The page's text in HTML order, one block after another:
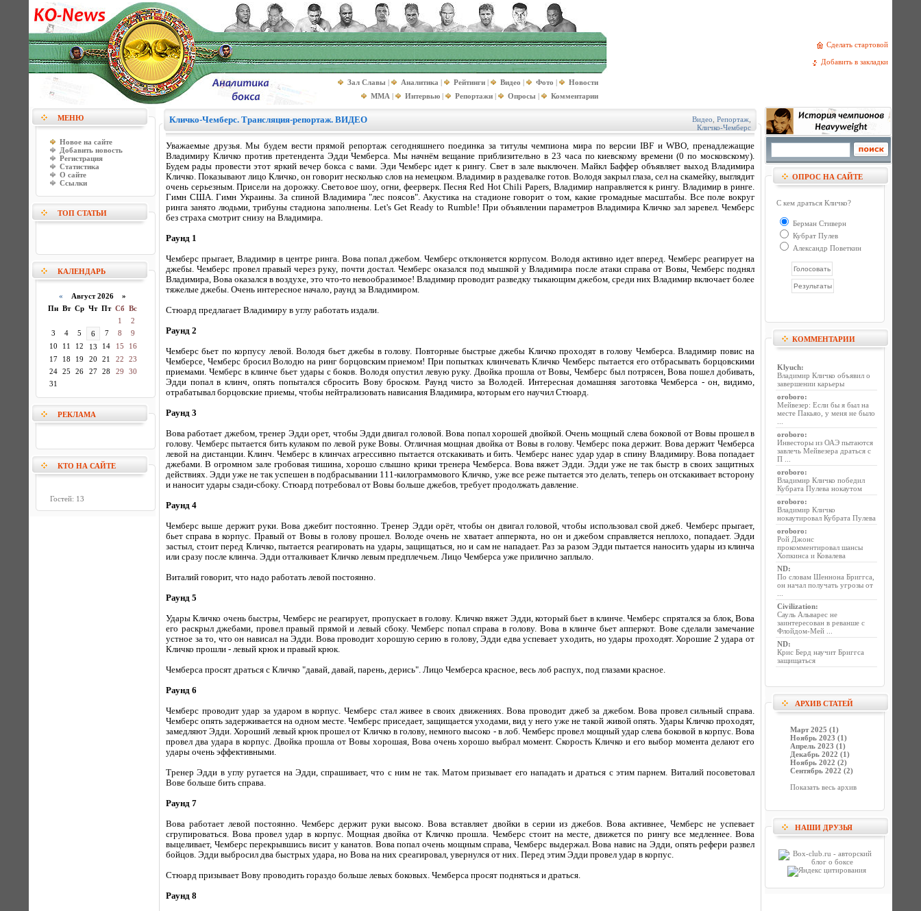
Сделать стартовой
Добавить в закладки
Зал Славы | Аналитика | Рейтинги | Видео | Фото |
Новости
MMA | Интервью | Репортажи | Опросы | Комментарии
МЕНЮ
Новое на сайте
Добавить новость
Регистрация
Статистика
О сайте
Ссылки
ТОП СТАТЬИ
КАЛЕНДАРЬ
« Август 2026 »
Пн Вт Ср Чт Пт Сб Вс
1
2
3
4 5 6 7 8
9
10
11 12 13 14 15
16
17
18 19 20 21 22
23
24
25 26 27 28 29
30
31
РЕКЛАМА
КТО НА САЙТЕ
Гостей: 13
Кличко-Чемберс. Трансляция-репортаж. ВИДЕО Видео Репортаж
Кличко-Чемберс
Уважаемые друзья. Мы будем вести прямой репортаж сегодняшнего поединка за титулы чемпиона мира по версии IBF и WBO, пренадлежащие
Владимиру Кличко против претендента Эдди Чемберса. Мы начнём вещание приблизительно в 23 часа по киевскому времени (0 по московскому).
Будем рады провести этот яркий вечер бокса с вами. Эди Чемберс идет к рингу. Свет в зале выключен. Майкл Баффер объявляет выход Владимира
Кличко. Показывают лицо Кличко, он говорит несколько слов на немецком. Владимир в раздевалке готов. Володя закрыл глаза, сел на скамейку, выглядит
очень серьезным. Присели на дорожку. Световое шоу, огни, феерверк. Песня Red Hot Chili Papers, Владимир направляется к рингу. Владимир в ринге.
Гимн США. Гимн Украины. За спиной Владимира "лес поясов". Акустика на стадионе говорит о том, какие громадные масштабы. Все поле вокруг
ринга занято людьми, трибуны стадиона заполнены. Let's Get Ready to Rumble! При объявлении параметров Владимира Кличко зал заревел. Чемберс
без страха смотрит снизу на Владимира.
Раунд 1
Чемберс прыгает, Владимир в центре ринга. Вова попал джебом. Чемберс отклоняется корпусом. Володя активно идет вперед. Чемберс реагирует на
джебы. Чемберс провел правый через руку, почти достал. Чемберс оказался под мышкой у Владимира после атаки справа от Вовы, Чемберс поднял
Владимира, Вова оказался в воздухе, это что-то невообразимое! Владимир проводит разведку тыкающим джебом, среди них Владимир включает более
тяжелые джебы. Очень интересное начало, раунд за Владимиром.
Стюард предлагает Владимиру в углу работать издали.
Раунд 2
Чемберс бьет по корпусу левой. Володя бьет джебы в голову. Повторные быстрые джебы Кличко проходят в голову Чемберса. Владимир повис на
Чемберсе, Чемберс бросил Володю на ринг борцовским приемом! При попытках клинчевать Кличко Чемберс пытается его отбрасывать борцовскими
приемами. Чемберс в клинче бьет удары с боков. Володя опустил левую руку. Двойка прошла от Вовы, Чемберс был потрясен, Вова пошел добивать,
Эдди попал в клинч, опять попытался сбросить Вову броском. Раунд чисто за Володей. Интересная домашняя заготовка Чемберса - он, видимо,
отрабатывал борцовские приемы, чтобы нейтрализовать нависания Владимира, которым его научил Стюард.
Раунд 3
Вова работает джебом, тренер Эдди орет, чтобы Эдди двигал головой. Вова попал хорошей двойкой. Очень мощный слева боковой от Вовы прошел в
голову. Чемберс пытается бить кулаком по левой руке Вовы. Отличная мощная двойка от Вовы в голову. Чемберс пока держит. Вова держит Чемберса
левой на дистанции. Клинч. Чемберс в клинчах агрессивно пытается отскакивать и бить. Чемберс нанес удар удар в спину Владимиру. Вова попадает
джебами. В огромном зале гробовая тишина, хорошо слышно крики тренера Чемберса. Вова вяжет Эдди. Эдди уже не так быстр в своих защитных
действиях. Эдди уже не так успешен в подбрасывании 111-килограммового Кличко, уже все реже пытается это делать, теперь он отскакивает всторону
и наносит удары сзади-сбоку. Стюард потребовал от Вовы больше джебов, требует продолжать давление.
Раунд 4
Чемберс выше держит руки. Вова джебит постоянно. Тренер Эдди орёт, чтобы он двигал головой, чтобы использовал свой джеб. Чемберс прыгает,
бьет справа в корпус. Правый от Вовы в голову прошел. Володе очень не хватает апперкота, но он и джебом справляется неплохо, попадает. Эдди
застыл, стоит перед Кличко, пытается реагировать на удары, защищаться, но и сам не нападает. Раз за разом Эдди пытается наносить удары из клинча
или сразу после клинча. Эдди отталкивает Кличко левым предплечьем. Лицо Чемберса уже прилично заплыло.
Виталий говорит, что надо работать левой постоянно.
Раунд 5
Удары Кличко очень быстры, Чемберс не реагирует, пропускает в голову. Кличко вяжет Эдди, который бьет в клинче. Чемберс спрятался за блок, Вова
его раскрыл джебами, провел правый прямой и левый сбоку. Чемберс попал справа в голову. Вова в клинче бьет апперкот. Вове сделали замечание
устное за то, что он нависал на Эдди. Вова проводит хорошую серию в голову, Эдди едва успевает уходить, но удары проходят. Хорошие 2 удара от
Кличко прошли - левый крюк и правый крюк.
Чемберса просят драться с Кличко "давай, давай, парень, дерись". Лицо Чемберса красное, весь лоб распух, под глазами красное.
Раунд 6
Чемберс проводит удар за ударом в корпус. Чемберс стал живее в своих движениях. Вова проводит джеб за джебом. Вова провел сильный справа.
Чемберс опять задерживается на одном месте. Чемберс приседает, защищается уходами, вид у него уже не такой живой опять. Удары Кличко проходят,
замедляют Эдди. Хороший левый крюк прошел от Кличко в голову, немного высоко - в лоб. Чемберс провел мощный удар слева боковой в корпус. Вова
провел два удара в корпус. Двойка прошла от Вовы хорошая, Вова очень хорошо выбрал момент. Скорость Кличко и его выбор момента делают его
удары очень эффективными.
Тренер Эдди в углу ругается на Эдди, спрашивает, что с ним не так. Матом призывает его нападать и драться с этим парнем. Виталий посоветовал
Вове больше бить справа.
Раунд 7
Вова работает левой постоянно. Чемберс держит руки высоко. Вова вставляет двойки в серии из джебов. Вова активнее, Чемберс не успевает
сгрупироваться. Вова провел удар в корпус. Мощная двойка от Кличко прошла. Чемберс стоит на месте, движется по рингу все медленнее. Вова
выцеливает, Чемберс перекрывшись висит у канатов. Вова попал очень мощным справа, Чемберс выдержал. Вова навис на Эдди, опять рефери развел
бойцов. Эдди выбросил два быстрых удара, но Вова на них среагировал, увернулся от них. Перед этим Эдди провел удар в корпус.
Стюард призывает Вову проводить гораздо больше левых боковых. Чемберса просят подняться и драться.
Раунд 8
ОПРОС НА САЙТЕ
С кем драться Кличко?
Берман Стиверн
Кубрат Пулев
Александр Поветкин
КОММЕНТАРИИ
Klyuch:
Владимир Кличко объявил о
завершении карьеры
oroboro:
Мейвезер: Если бы я был на
месте Пакьяо, у меня не было
oroboro:
Инвесторы из ОАЭ пытаются
завлечь Мейвезера драться с
П ...
oroboro:
Владимир Кличко победил
Кубрата Пулева нокаутом
oroboro:
Владимир Кличко
нокаутировал Кубрата Пулева
oroboro:
Рой Джонс
прокомментировал шансы
Хопкинса и Ковалева
ND:
По словам Шеннона Бриггса,
он начал получать угрозы от
Civilization:
Сауль Альварес не
заинтересован в реванше с
Флойдом-Мей ...
ND:
Крис Берд научит Бриггса
защищаться
АРХИВ СТАТЕЙ
Март 2025 (1)
Ноябрь 2023 (1)
Апрель 2023 (1)
Декабрь 2022 (1)
Ноябрь 2022 (2)
Сентябрь 2022 (2)
Показать весь архив
НАШИ ДРУЗЬЯ